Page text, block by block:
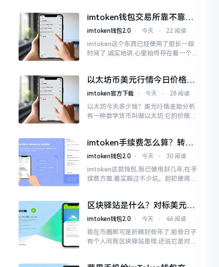
imtoken钱包交易所靠不靠
谱？老玩家说说心里话
imtoken钱包2.0 ⋅ 今天 ⋅ 22 阅读
imtoken这个东西已经使用了挺长一段
时间了,诚实地讲,心里始终存在着一个疙
这个事情
以太坊币美元行情今日价格走
势分析，散户如何避免追涨杀
imtoken官方下载 ⋅ 今天 ⋅ 28 阅读
以太坊今天多少钱？美元行情走势分析
有一种数字货币叫做以太坊,它的价格走
率出现的一点点波动
imtoken手续费怎么算？转账
和交易所差别大了
imtoken钱包2.0 ⋅ 今天 ⋅ 30 阅读
imtoken这款钱包,我已使用好几年,在手
续费方面,着实踩过不少坑。起初使用时,
明白
区块驿站是什么？对标美元的
ETH到底咋回事
imtoken钱包2.0 ⋅ 今天 ⋅ 46 阅读
我在币圈那可是折腾好些年了,前些日子
有个人问我区块驿站是啥,还说它是对标